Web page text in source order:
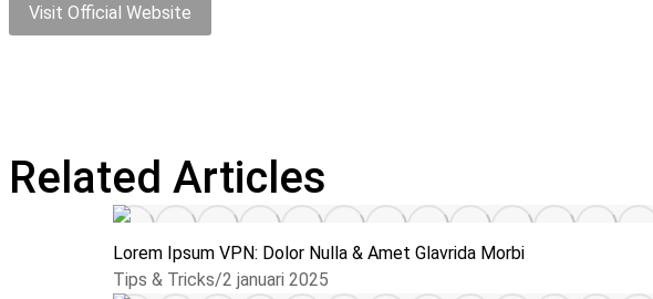
Visit Official Website
Related Articles
Lorem Ipsum VPN: Dolor Nulla & Amet Glavrida Morbi
Tips & Tricks/2 januari 2025